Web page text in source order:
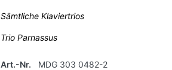
Sämtliche Klaviertrios
Trio Parnassus
Art.-Nr. MDG 303 0482-2